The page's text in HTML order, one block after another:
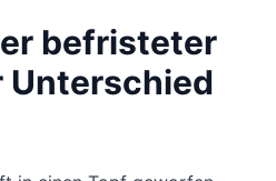
befristeter
Unterschied